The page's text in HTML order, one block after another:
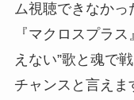
ム視聴できなかっ
『マクロスプラ
えない”歌と魂で
チャンスと言えま